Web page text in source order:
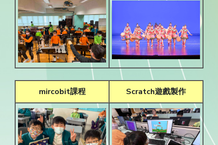
mircobit課程 Scratch遊戲製作